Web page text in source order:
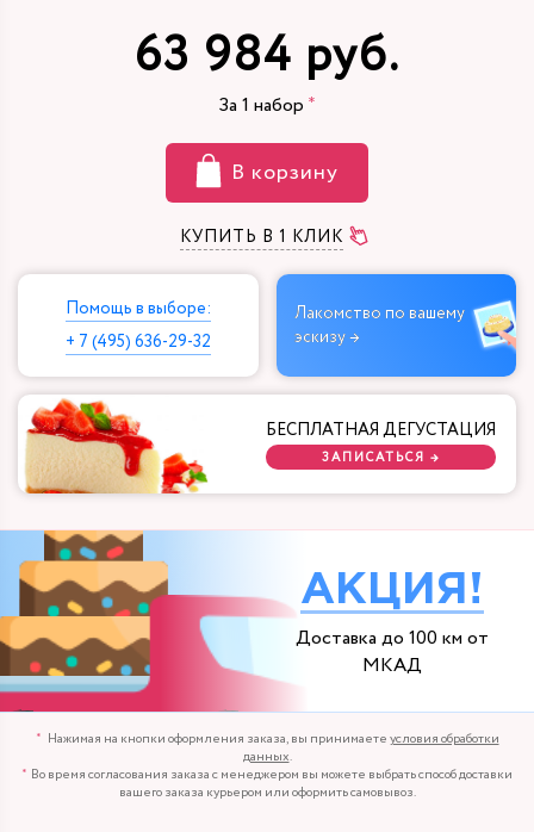
63 984 руб.
За 1 набор
В корзину
КУПИТЬ В 1 КЛИК
Помощь в выборе:
+ 7 (495) 636-29-32
Лакомство по вашему
эскизу →
БЕСПЛАТНАЯ ДЕГУСТАЦИЯ
ЗАПИСАТЬСЯ →
АКЦИЯ!
Доставка до 100 км от
МКАД
Нажимая на кнопки оформления заказа, вы принимаетеусловия обработки
данных.
Во время согласования заказа с менеджером вы можете выбрать способ доставки
вашего заказа курьером или оформить самовывоз.